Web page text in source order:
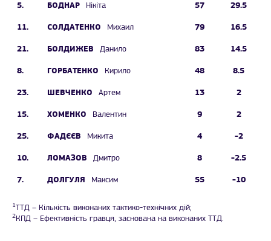
5. БОДНАР Нікіта 57 29.5
11. СОЛДАТЕНКО Михаил 79 16.5
21. БОЛДИЖЕВ Данило 83 14.5
8. ГОРБАТЕНКО Кирило 48 8.5
23. ШЕВЧЕНКО Артем 13 2
15. ХОМЕНКО Валентин 9 2
25. ФАДЄЄВ Микита 4 -2
10. ЛОМАЗОВ Дмитро 8 -2.5
7. ДОЛГУЛЯ Максим 55 -10
1ТТД – Кількість виконаних тактико-технічних дій;
2КПД – Ефективність гравця, заснована на виконаних ТТД.